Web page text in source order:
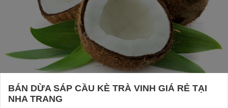
BÁN DỪA SÁP CẦU KÈ TRÀ VINH GIÁ RẺ TẠI
NHA TRANG